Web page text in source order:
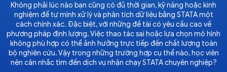
Không phải lúc nào bạn cũng có đủ thời gian, kỹ năng hoặc kinh
nghiệm để tự mình xử lý và phân tích dữ liệu bằng STATA một
cách chính xác. Đặc biệt, với những đề tài có yêu cầu cao về
phương pháp định lượng. Việc thao tác sai hoặc lựa chọn mô hình
không phù hợp có thể ảnh hưởng trực tiếp đến chất lượng toàn
bộ nghiên cứu. Vậy trong những trường hợp cụ thể nào, học viên
nên cân nhắc tìm đến dịch vụ nhận chạy STATA chuyên nghiệp?